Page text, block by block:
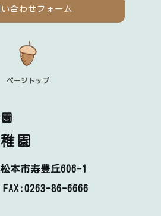
合わせフォーム
ページトップ
園
本市寿豊丘606-1
FAX:0263-86-6666